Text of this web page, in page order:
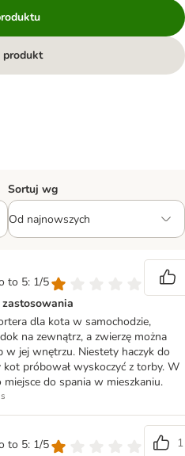
produkt
Sortuj wg
to 5: 1/5
dla kota w samochodzie,
na zewnątrz, a zwierzę można
jej wnętrzu. Niestety haczyk do
kot próbował wyskoczyć z torby. W
do spania w mieszkaniu.
to 5: 1/5
1